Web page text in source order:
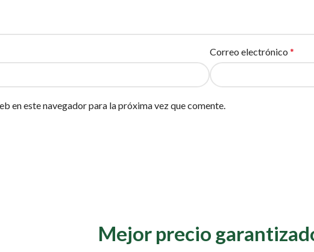
Correo electrónico *
en este navegador para la próxima vez que comente.
Mejor precio